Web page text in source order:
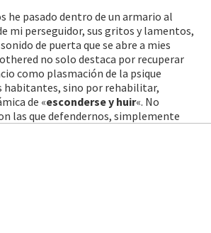
he pasado dentro de un armario al
mi perseguidor, sus gritos y lamentos,
de puerta que se abre a mies
no solo destaca por recuperar
como plasmación de la psique
habitantes, sino por rehabilitar,
de «esconderse y huir«. No
las que defendernos, simplemente